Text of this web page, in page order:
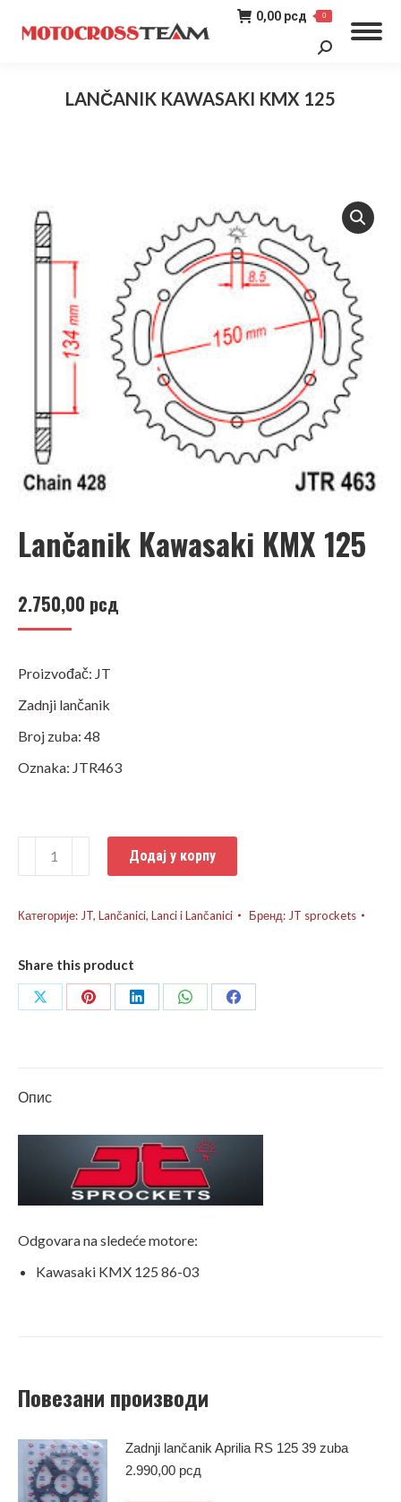
0,00 рсд 0
Search:
LANČANIK KAWASAKI KMX 125
Lančanik Kawasaki KMX 125
2.750,00 рсд
Proizvođač: JT
Zadnji lančanik
Broj zuba: 48
Oznaka: JTR463
125
Додај у корпу
Категорије: JT, Lančanici, Lanci i Lančanici Бренд: JT sprockets
Share this product
Share
Share
Share
Share
Share
Опис
Odgovara na sledeće motore:
Kawasaki KMX 125 86-03
Повезани производи
Zadnji lančanik Aprilia RS 125 39 zuba
2.990,00 рсд